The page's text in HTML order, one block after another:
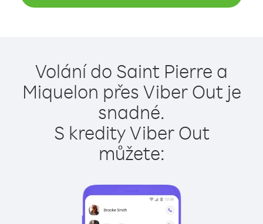
Volání do Saint Pierre a
Miquelon přes Viber Out je
snadné.
S kredity Viber Out
můžete: